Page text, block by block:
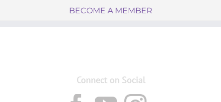
BECOME A MEMBER
Connect on Social